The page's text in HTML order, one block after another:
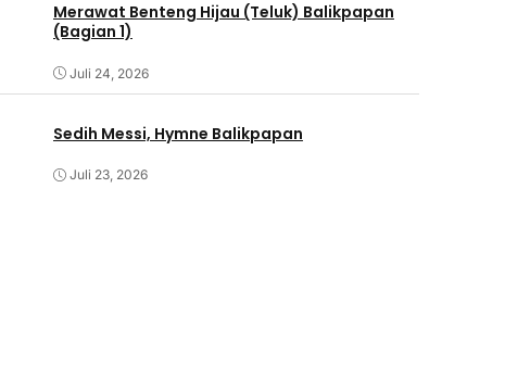
Merawat Benteng Hijau (Teluk) Balikpapan
(Bagian 1)
Juli 24, 2026
Sedih Messi, Hymne Balikpapan
Juli 23, 2026